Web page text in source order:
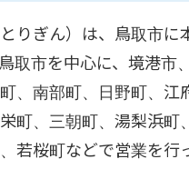
りぎん）は、鳥取市に
取市を中心に、境港市
、南部町、日野町、江
町、三朝町、湯梨浜町
若桜町などで営業を行